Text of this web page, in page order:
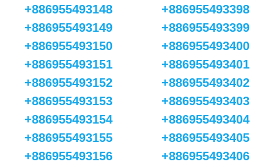
+886955493148
+886955493149
+886955493150
+886955493151
+886955493152
+886955493153
+886955493154
+886955493155
+886955493156
+886955493398
+886955493399
+886955493400
+886955493401
+886955493402
+886955493403
+886955493404
+886955493405
+886955493406